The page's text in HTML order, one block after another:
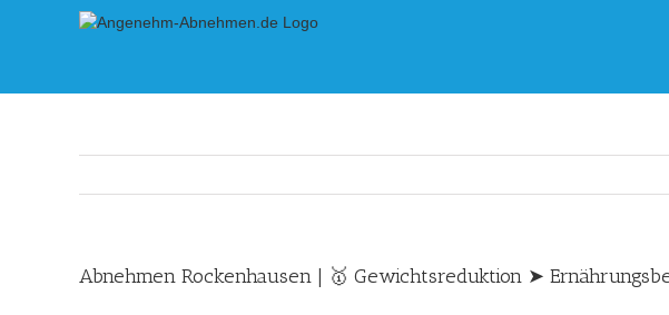
Abnehmen Rockenhausen | 🥇 Gewichtsreduktion ➤